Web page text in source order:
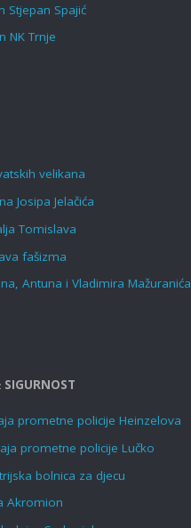
Stjepan Spajić
NK Trnje
velikana
Josipa Jelačića
Tomislava
fašizma
Antuna i Vladimira Mažuranića
SIGURNOST
prometne policije Heinzelova
prometne policije Lučko
bolnica za djecu
Akromion